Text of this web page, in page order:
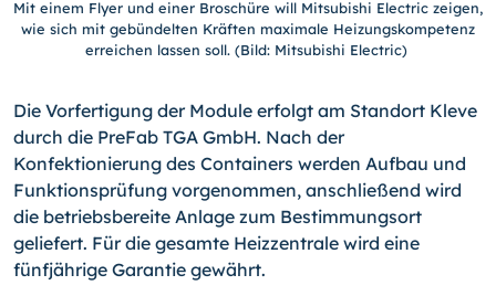
Mit einem Flyer und einer Broschüre will Mitsubishi Electric zeigen,
wie sich mit gebündelten Kräften maximale Heizungskompetenz
erreichen lassen soll. (Bild: Mitsubishi Electric)
Die Vorfertigung der Module erfolgt am Standort Kleve
durch die PreFab TGA GmbH. Nach der
Konfektionierung des Containers werden Aufbau und
Funktionsprüfung vorgenommen, anschließend wird
die betriebsbereite Anlage zum Bestimmungsort
geliefert. Für die gesamte Heizzentrale wird eine
fünfjährige Garantie gewährt.